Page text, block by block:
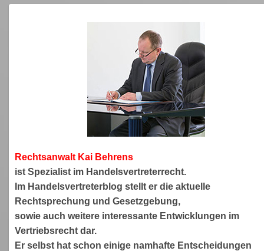
Rechtsanwalt Kai Behrens
ist Spezialist im Handelsvertreterrecht.
Im Handelsvertreterblog stellt er die aktuelle
Rechtsprechung und Gesetzgebung,
sowie auch weitere interessante Entwicklungen im
Vertriebsrecht dar.
Er selbst hat schon einige namhafte Entscheidungen